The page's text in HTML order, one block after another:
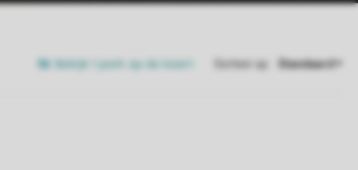
Bekijk 1 park op de kaart Sorteer op: